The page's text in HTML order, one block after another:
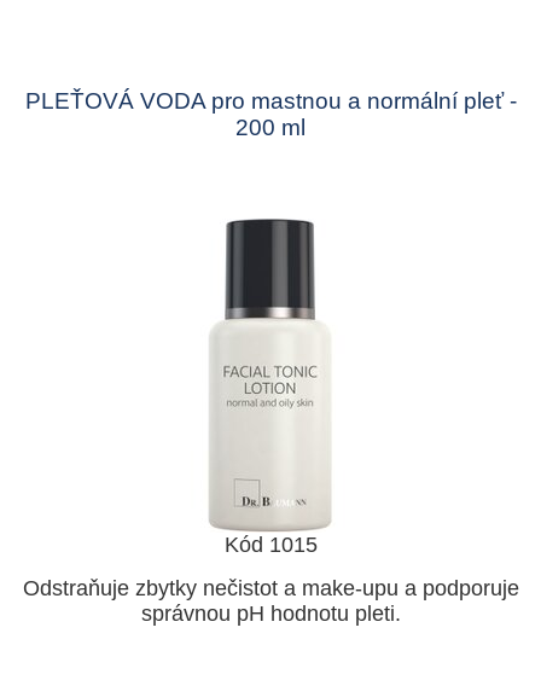
PLEŤOVÁ VODA pro mastnou a normální pleť -
200 ml
Kód 1015
Odstraňuje zbytky nečistot a make-upu a podporuje
správnou pH hodnotu pleti.